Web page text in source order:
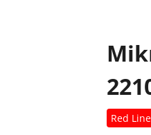
Red Line